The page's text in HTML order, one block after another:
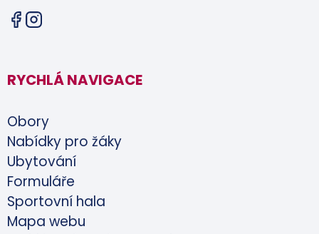
RYCHLÁ NAVIGACE
Obory
Nabídky pro žáky
Ubytování
Formuláře
Sportovní hala
Mapa webu